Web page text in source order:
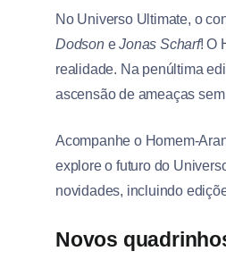
No Universo Ultimate, o
DodsoneJonas Scharf! O
realidade. Na penúltima
ascensão de ameaças
Acompanhe o Homem-
explore o futuro do
novidades, incluindo
Novos